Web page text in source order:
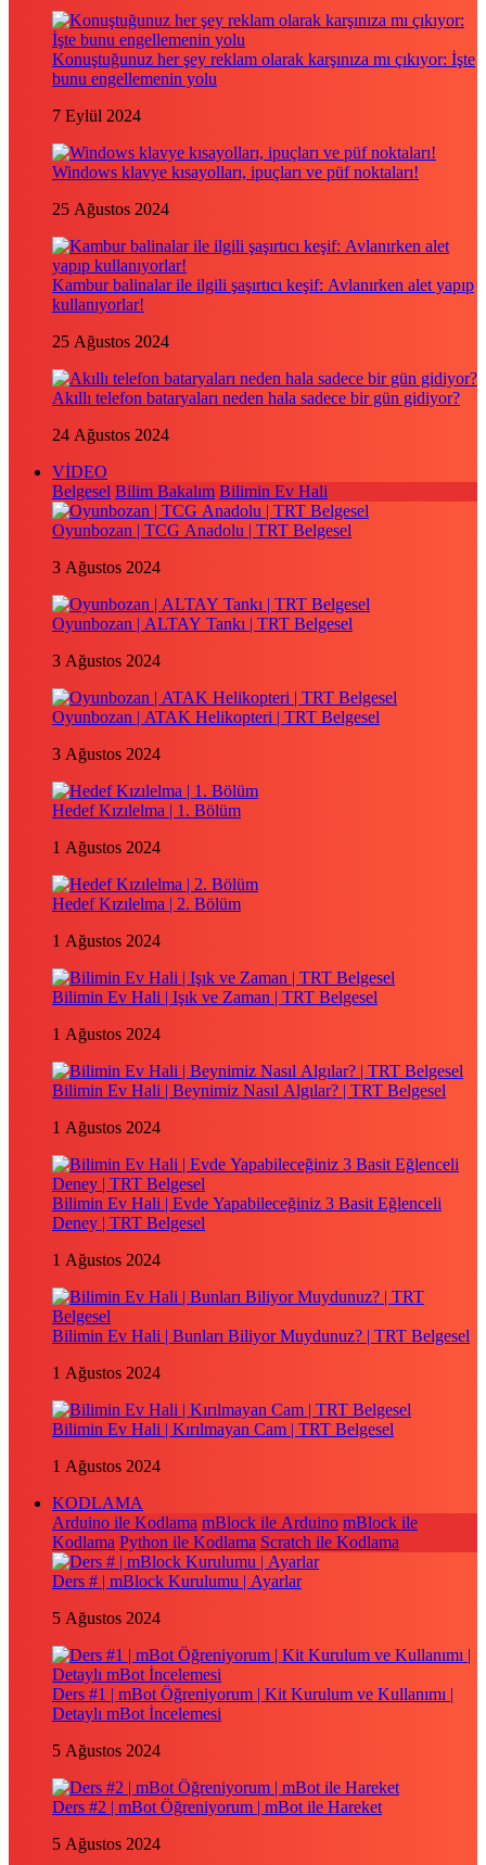
Konuştuğunuz her şey reklam olarak karşınıza mı çıkıyor: İşte
bunu engellemenin yolu
7 Eylül 2024
Windows klavye kısayolları, ipuçları ve püf noktaları!
25 Ağustos 2024
Kambur balinalar ile ilgili şaşırtıcı keşif: Avlanırken alet yapıp
kullanıyorlar!
25 Ağustos 2024
Akıllı telefon bataryaları neden hala sadece bir gün gidiyor?
24 Ağustos 2024
VİDEO
Belgesel Bilim Bakalım Bilimin Ev Hali
Oyunbozan | TCG Anadolu | TRT Belgesel
3 Ağustos 2024
Oyunbozan | ALTAY Tankı | TRT Belgesel
3 Ağustos 2024
Oyunbozan | ATAK Helikopteri | TRT Belgesel
3 Ağustos 2024
Hedef Kızılelma | 1. Bölüm
1 Ağustos 2024
Hedef Kızılelma | 2. Bölüm
1 Ağustos 2024
Bilimin Ev Hali | Işık ve Zaman | TRT Belgesel
1 Ağustos 2024
Bilimin Ev Hali | Beynimiz Nasıl Algılar? | TRT Belgesel
1 Ağustos 2024
Bilimin Ev Hali | Evde Yapabileceğiniz 3 Basit Eğlenceli
Deney | TRT Belgesel
1 Ağustos 2024
Bilimin Ev Hali | Bunları Biliyor Muydunuz? | TRT Belgesel
1 Ağustos 2024
Bilimin Ev Hali | Kırılmayan Cam | TRT Belgesel
1 Ağustos 2024
KODLAMA
Arduino ile Kodlama mBlock ile Arduino mBlock ile
Kodlama Python ile Kodlama Scratch ile Kodlama
Ders # | mBlock Kurulumu | Ayarlar
5 Ağustos 2024
Ders #1 | mBot Öğreniyorum | Kit Kurulum ve Kullanımı |
Detaylı mBot İncelemesi
5 Ağustos 2024
Ders #2 | mBot Öğreniyorum | mBot ile Hareket
5 Ağustos 2024